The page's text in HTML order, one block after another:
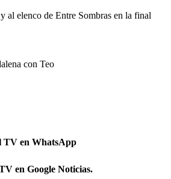
al elenco de Entre Sombras en la final
con Teo
TV en WhatsApp
en Google Noticias.